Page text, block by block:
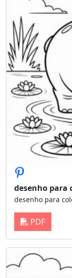
desenho
desenho para
PDF